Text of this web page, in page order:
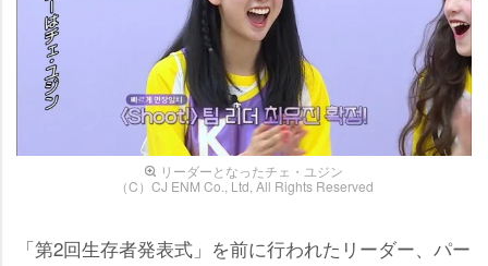
リーダーとなったチェ・ユジン
（C）CJ ENM Co., Ltd, All Rights Reserved
「第2回生存者発表式」を前に行われたリーダー、パー